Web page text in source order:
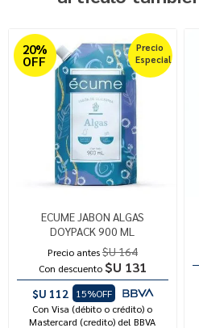
20%
OFF
Precio
Especial
ECUME JABON ALGAS
DOYPACK 900 ML
Precio antes$U 164
Con descuento $U 131
$U 112
15%OFF
Con Visa (débito o crédito) o
Mastercard (credito) del BBVA